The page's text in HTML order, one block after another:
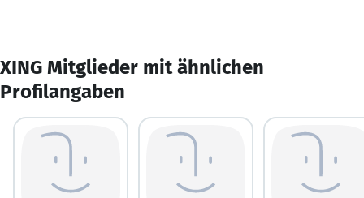
XING Mitglieder mit ähnlichen
Profilangaben